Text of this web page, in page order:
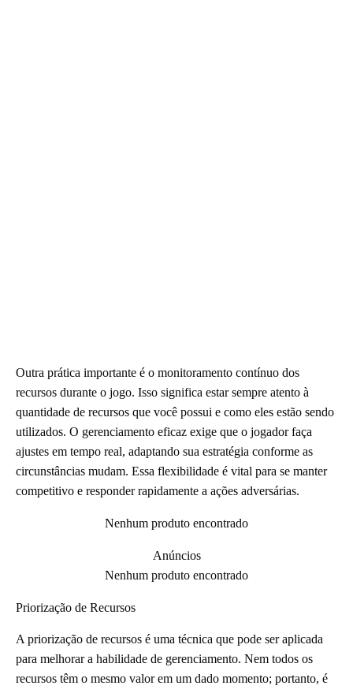
Outra prática importante é o monitoramento contínuo dos
recursos durante o jogo. Isso significa estar sempre atento à
quantidade de recursos que você possui e como eles estão sendo
utilizados. O gerenciamento eficaz exige que o jogador faça
ajustes em tempo real, adaptando sua estratégia conforme as
circunstâncias mudam. Essa flexibilidade é vital para se manter
competitivo e responder rapidamente a ações adversárias.
Nenhum produto encontrado
Anúncios
Nenhum produto encontrado
Priorização de Recursos
A priorização de recursos é uma técnica que pode ser aplicada
para melhorar a habilidade de gerenciamento. Nem todos os
recursos têm o mesmo valor em um dado momento; portanto, é